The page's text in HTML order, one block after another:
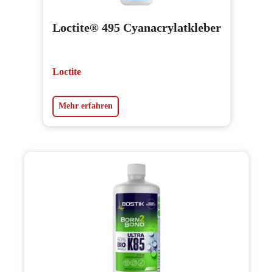
Loctite® 495 Cyanacrylatkleber
Loctite
Mehr erfahren